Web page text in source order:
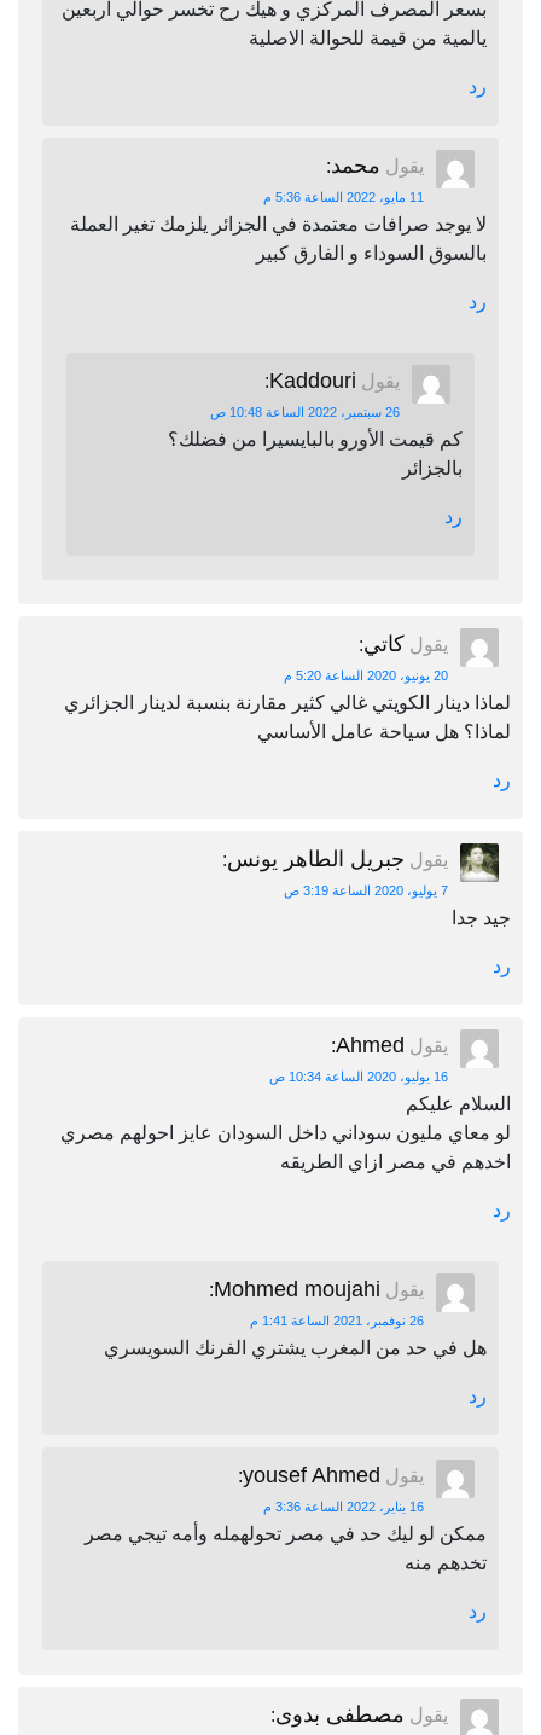
بسعر المصرف المركزي و هيك رح تخسر حوالي اربعين
يالمية من قيمة للحوالة الاصلية
رد
يقول محمد:
11 مايو، 2022 الساعة 5:36 م
لا يوجد صرافات معتمدة في الجزائر يلزمك تغير العملة
بالسوق السوداء و الفارق كبير
رد
يقول Kaddouri
:
26 سبتمبر، 2022 الساعة 10:48 ص
كم قيمت الأورو بالبايسيرا من فضلك؟
بالجزائر
رد
يقول كاتي:
20 يونيو، 2020 الساعة 5:20 م
لماذا دينار الكويتي غالي كثير مقارنة بنسبة لدينار الجزائري
لماذا؟ هل سياحة عامل الأساسي
رد
يقول جبريل الطاهر يونس:
7 يوليو، 2020 الساعة 3:19 ص
جيد جدا
رد
يقول Ahmed
:
16 يوليو، 2020 الساعة 10:34 ص
السلام عليكم
لو معاي مليون سوداني داخل السودان عايز احولهم مصري
اخدهم في مصر ازاي الطريقه
رد
يقول Mohmed moujahi
:
26 نوفمبر، 2021 الساعة 1:41 م
هل في حد من المغرب يشتري الفرنك السويسري
رد
يقول yousef Ahmed
:
16 يناير، 2022 الساعة 3:36 م
ممكن لو ليك حد في مصر تحولهمله وأمه تيجي مصر
تخدهم منه
رد
يقول مصطفى بدوى: